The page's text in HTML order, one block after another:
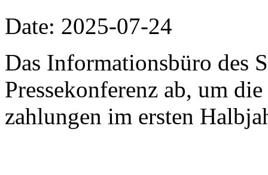
Date: 2025-07-24
Das Informationsbüro des
Pressekonferenz ab, um
zahlungen im ersten